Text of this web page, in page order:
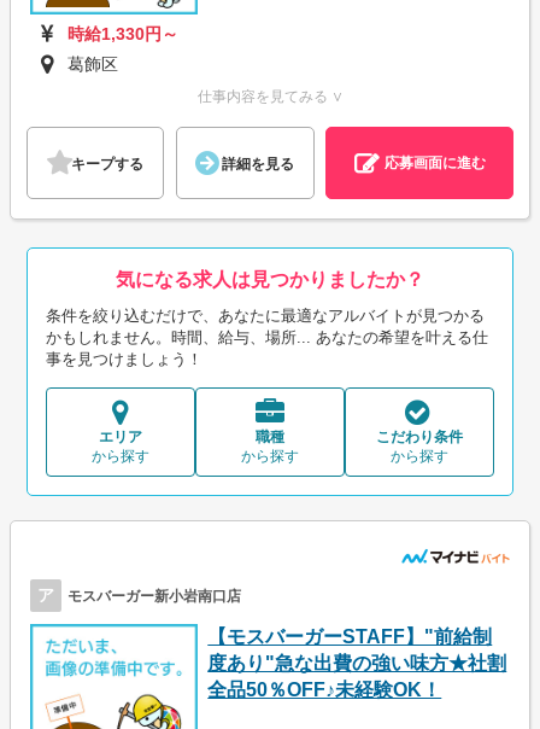
時給1,330円～
葛飾区
仕事内容を見てみる ∨
キープする 詳細を見る 応募画面に進む
気になる求人は見つかりましたか？
条件を絞り込むだけで、あなたに最適なアルバイトが見つかる
かもしれません。時間、給与、場所... あなたの希望を叶える仕
事を見つけましょう！
エリア
から探す
職種
から探す
こだわり条件
から探す
ア モスバーガー新小岩南口店
【モスバーガーSTAFF】"前給制
度あり"急な出費の強い味方★社割
全品50％OFF♪未経験OK！